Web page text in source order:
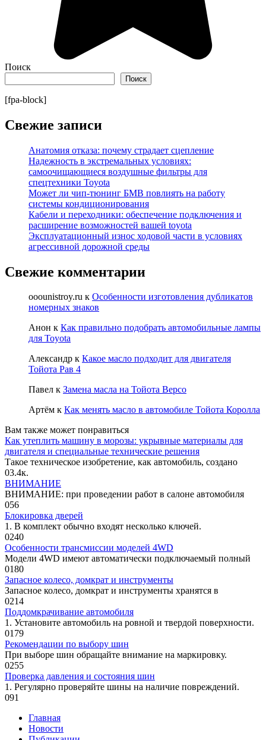
Поиск
Поиск
[fpa-block]
Свежие записи
Анатомия отказа: почему страдает сцепление
Надежность в экстремальных условиях:
самоочищающиеся воздушные фильтры для
спецтехники Toyota
Может ли чип-тюнинг БМВ повлиять на работу
системы кондиционирования
Кабели и переходники: обеспечение подключения и
расширение возможностей вашей toyota
Эксплуатационный износ ходовой части в условиях
агрессивной дорожной среды
Свежие комментарии
ooounistroy.ru к Особенности изготовления дубликатов
номерных знаков
Анон к Как правильно подобрать автомобильные лампы
для Toyota
Александр к Какое масло подходит для двигателя
Тойота Рав 4
Павел к Замена масла на Тойота Версо
Артём к Как менять масло в автомобиле Тойота Королла
Вам также может понравиться
Как утеплить машину в морозы: укрывные материалы для
двигателя и специальные технические решения
Такое техническое изобретение, как автомобиль, создано
03.4к.
ВНИМАНИЕ
ВНИМАНИЕ: при проведении работ в салоне автомобиля
056
Блокировка дверей
1. В комплект обычно входят несколь­ко ключей.
0240
Особенности трансмиссии моделей 4WD
Модели 4WD имеют автоматически подключаемый полный
0180
Запасное колесо, домкрат и инструменты
Запасное колесо, домкрат и инстру­менты хранятся в
0214
Поддомкрачивание автомобиля
1. Установите автомобиль на ровной и твердой поверхности.
0179
Рекомендации по выбору шин
При выборе шин обращайте внимание на маркировку.
0255
Проверка давления и состояния шин
1. Регулярно проверяйте шины на на­личие повреждений.
091
Главная
Новости